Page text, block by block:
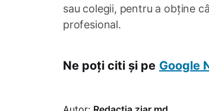
sau colegii, pentru a obține
profesional.
Ne poți citi și pe Google